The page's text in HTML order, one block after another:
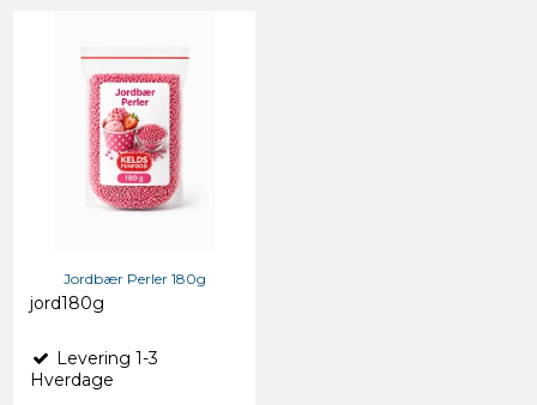
Jordbær Perler 180g
jord180g
Levering 1-3
Hverdage